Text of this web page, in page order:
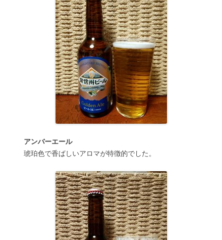
アンバーエール
琥珀色で香ばしいアロマが特徴的でした。